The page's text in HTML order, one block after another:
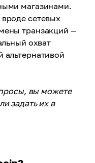
магазинами.
сетевых
транзакций —
охват
вы можете
задать их в